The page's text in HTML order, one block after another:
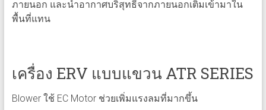
ภายนอก และนำอากาศบริสุทธิ์จากภายนอกเติมเข้ามาใน
พื้นที่แทน
เครื่อง ERV แบบแขวน ATR SERIES
Blower ใช้ EC Motor ช่วยเพิ่มแรงลมที่มากขึ้น